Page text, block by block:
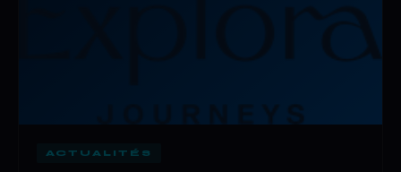
ACTUALITÉS